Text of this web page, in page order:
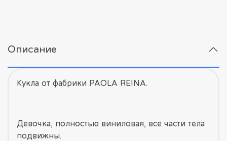
Описание
Кукла от фабрики PAOLA REINA.
Девочка, полностью виниловая, все части тела
подвижны.